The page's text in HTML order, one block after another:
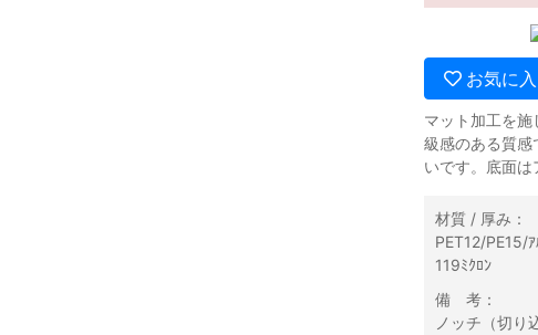
お気に入
マット加工を
級感のある質感
いです。底面は
材質 / 厚み：
PET12/PE15/
119ﾐｸﾛﾝ
備 考：
ノッチ（切り